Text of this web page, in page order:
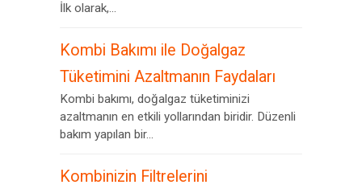
İlk olarak,...
Kombi Bakımı ile Doğalgaz
Tüketimini Azaltmanın Faydaları
Kombi bakımı, doğalgaz tüketiminizi
azaltmanın en etkili yollarından biridir. Düzenli
bakım yapılan bir...
Kombinizin Filtrelerini